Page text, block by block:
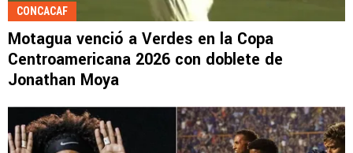
CONCACAF
Motagua venció a Verdes en la Copa
Centroamericana 2026 con doblete de
Jonathan Moya